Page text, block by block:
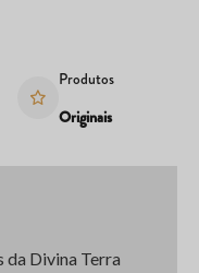
Produtos
Originais
da Divina Terra